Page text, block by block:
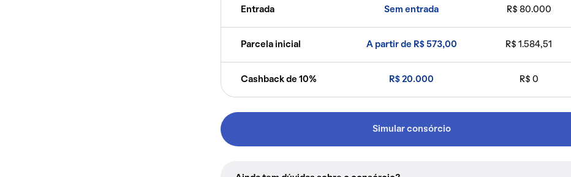
Entrada Sem entrada R$ 80.000
Parcela inicial A partir de R$ 573,00 R$ 1.584,51
Cashback de 10% R$ 20.000 R$ 0
Simular consórcio